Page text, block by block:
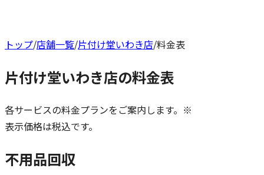
トップ/店舗一覧/片付け堂いわき店/料金表
片付け堂いわき店の料金表
各サービスの料金プランをご案内します。※
表示価格は税込です。
不用品回収